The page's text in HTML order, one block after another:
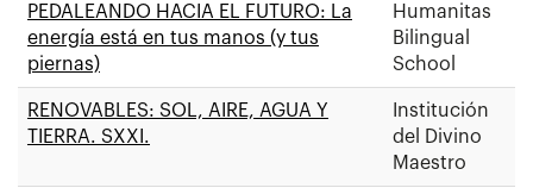
PEDALEANDO HACIA EL FUTURO: La
energía está en tus manos (y tus
piernas)
Humanitas
Bilingual
School
RENOVABLES: SOL, AIRE, AGUA Y
TIERRA. SXXI.
Institución
del Divino
Maestro